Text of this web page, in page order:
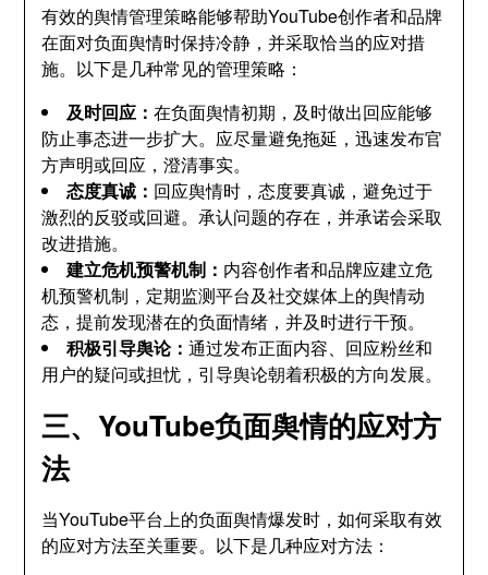
有效的舆情管理策略能够帮助YouTube创作者和品牌
在面对负面舆情时保持冷静，并采取恰当的应对措
施。以下是几种常见的管理策略：
及时回应：在负面舆情初期，及时做出回应能够
防止事态进一步扩大。应尽量避免拖延，迅速发布官
方声明或回应，澄清事实。
态度真诚： 回应舆情时，态度要真诚，避免过于
激烈的反驳或回避。承认问题的存在，并承诺会采取
改进措施。
建立危机预警机制： 内容创作者和品牌应建立危
机预警机制，定期监测平台及社交媒体上的舆情动
态，提前发现潜在的负面情绪，并及时进行干预。
积极引导舆论：通过发布正面内容、回应粉丝和
用户的疑问或担忧，引导舆论朝着积极的方向发展。
三、YouTube负面舆情的应对方
法
当YouTube平台上的负面舆情爆发时，如何采取有效
的应对方法至关重要。以下是几种应对方法：